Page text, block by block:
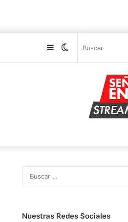
Switch
Sidebar
Nuestras Redes Sociales